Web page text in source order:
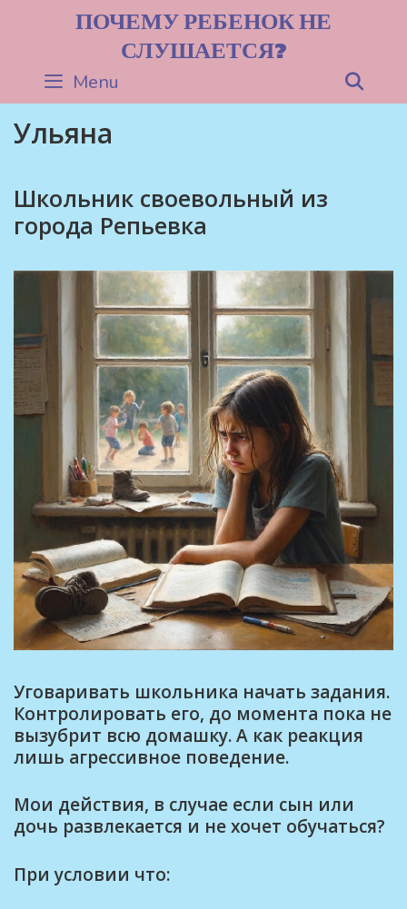
ПОЧЕМУ РЕБЕНОК НЕ
СЛУШАЕТСЯ?
Menu
Ульяна
Школьник своевольный из
города Репьевка
Уговаривать школьника начать задания.
Контролировать его, до момента пока не
вызубрит всю домашку. А как реакция
лишь агрессивное поведение.
Мои действия, в случае если сын или
дочь развлекается и не хочет обучаться?
При условии что: